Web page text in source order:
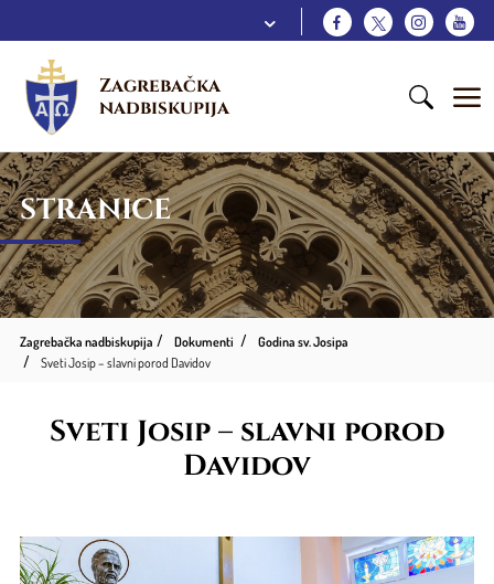
Zagrebačka
nadbiskupija
STRANICE
Zagrebačka nadbiskupija Dokumenti
Godina sv. Josipa
Sveti Josip – slavni porod Davidov
Sveti Josip – slavni porod
Davidov